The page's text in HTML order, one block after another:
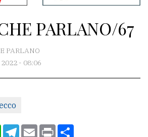
PARLANO/67
PARLANO
- 08:06
WhatsApp
Telegram
EmailPrint